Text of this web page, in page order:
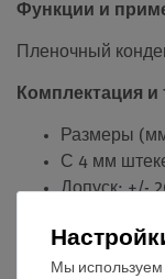
Функции и
Пленочный
Комплектация
Размеры
С 4 мм
Допуск: +/-
Мы